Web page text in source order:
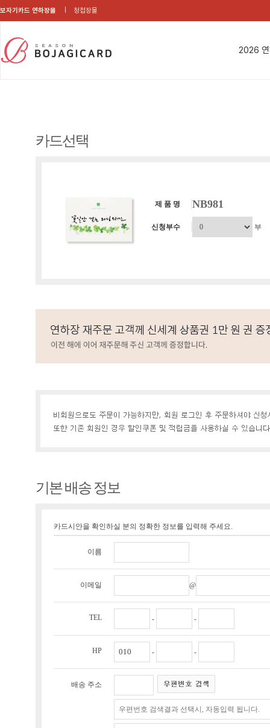
보자기카드 연하장몰 청첩장몰
2026
카드선택
제 품 명 NB981
신청부수 부
기본 배송 정보
카드시안을 확인하실 분의 정확한 정보를 입력해 주세요.
이름
이메일 @
TEL - -
HP - -
배송 주소